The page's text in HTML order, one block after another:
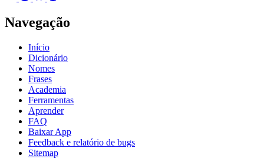
Navegação
Início
Dicionário
Nomes
Frases
Academia
Ferramentas
Aprender
FAQ
Baixar App
Feedback e relatório de bugs
Sitemap